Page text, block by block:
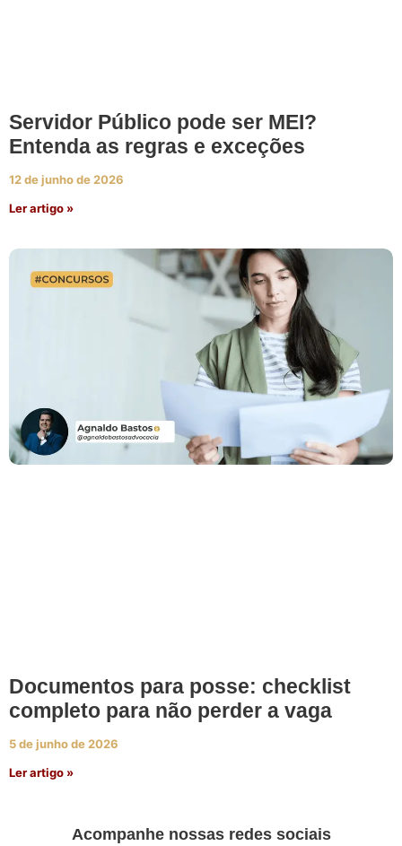
Servidor Público pode ser MEI?
Entenda as regras e exceções
12 de junho de 2026
Ler artigo »
Documentos para posse: checklist
completo para não perder a vaga
5 de junho de 2026
Ler artigo »
Acompanhe nossas redes sociais